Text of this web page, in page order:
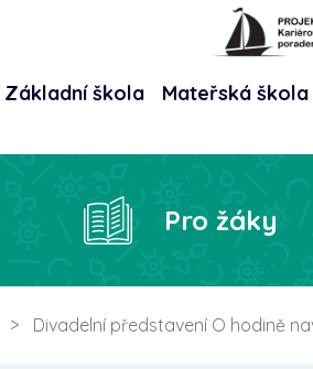
Základní škola Mateřská škola
Pro žáky
Divadelní představení O hodině